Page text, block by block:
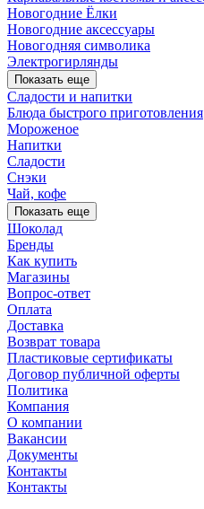
Новогодние Ёлки
Новогодние аксессуары
Новогодняя символика
Электрогирлянды
Показать еще
Сладости и напитки
Блюда быстрого приготовления
Мороженое
Напитки
Сладости
Снэки
Чай, кофе
Показать еще
Шоколад
Бренды
Как купить
Магазины
Вопрос-ответ
Оплата
Доставка
Возврат товара
Пластиковые сертификаты
Договор публичной оферты
Политика
Компания
О компании
Вакансии
Документы
Контакты
Контакты